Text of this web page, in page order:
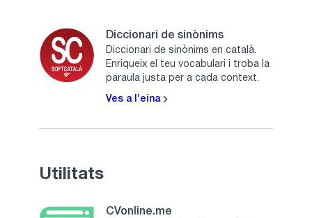
Diccionari de sinònims
Diccionari de sinònims en català.
Enriqueix el teu vocabulari i troba la
paraula justa per a cada context.
Ves a l’eina
Utilitats
CVonline.me